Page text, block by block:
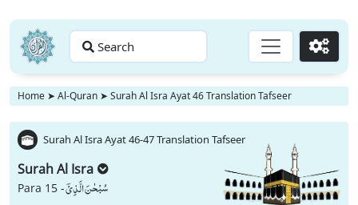
Search Go
Home ➤ Al-Quran ➤ Surah Al Isra Ayat 46 Translation Tafseer
Surah Al Isra Ayat 46-47 Translation Tafseer
Surah Al Isra
Para 15 -سُبْحٰنَ الَّذِیْۤ